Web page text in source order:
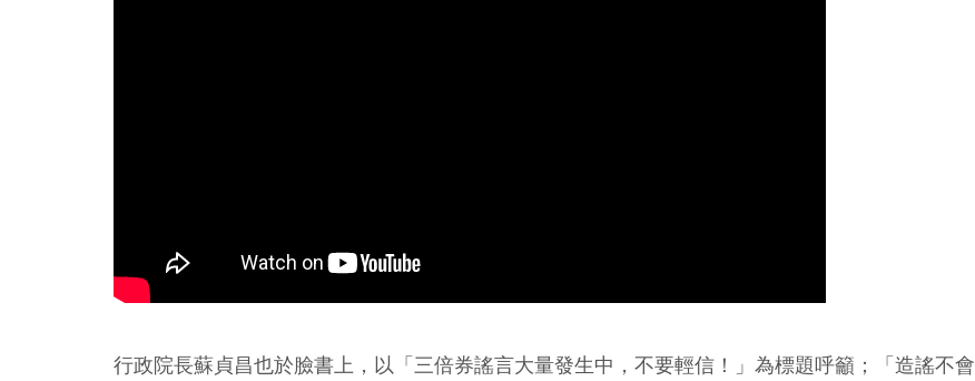
行政院長蘇貞昌也於臉書上，以「三倍券謠言大量發生中，不要輕信！」為標題呼籲；「造謠不會